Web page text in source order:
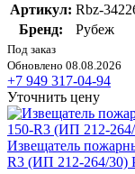
Артикул: Rbz-
Бренд:
Рубеж
Под заказ
Обновлено 08.08.2026
+7 949 317-04-94
Уточнить цену
Извещатель
R3 (ИП 212-264/30)